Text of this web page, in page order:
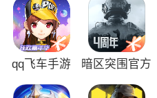
qq飞车手游
暗区突围官方